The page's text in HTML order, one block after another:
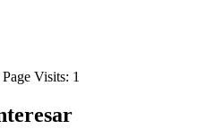
Visits: 1